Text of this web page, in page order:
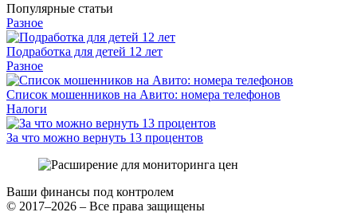
Популярные статьи
Разное
Подработка для детей 12 лет
Разное
Список мошенников на Авито: номера телефонов
Налоги
За что можно вернуть 13 процентов
Ваши финансы под контролем
© 2017–2026 – Все права защищены